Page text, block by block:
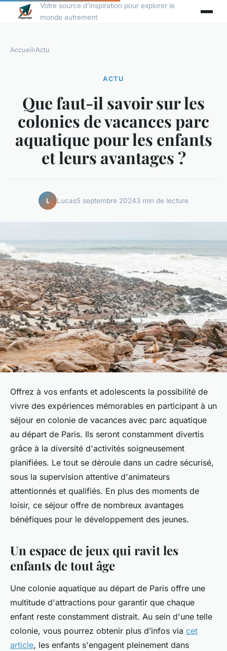
Votre source d'inspiration pour explorer le
monde autrement
Accueil›Actu
ACTU
Que faut-il savoir sur les
colonies de vacances parc
aquatique pour les enfants
et leurs avantages ?
L Lucas5 septembre 20243 min de lecture
Offrez à vos enfants et adolescents la possibilité de
vivre des expériences mémorables en participant à un
séjour en colonie de vacances avec parc aquatique
au départ de Paris. Ils seront constamment divertis
grâce à la diversité d'activités soigneusement
planifiées. Le tout se déroule dans un cadre sécurisé,
sous la supervision attentive d'animateurs
attentionnés et qualifiés. En plus des moments de
loisir, ce séjour offre de nombreux avantages
bénéfiques pour le développement des jeunes.
Un espace de jeux qui ravit les
enfants de tout âge
Une colonie aquatique au départ de Paris offre une
multitude d'attractions pour garantir que chaque
enfant reste constamment distrait. Au sein d'une telle
colonie, vous pourrez obtenir plus d’infos via cet
article, les enfants s'engagent pleinement dans